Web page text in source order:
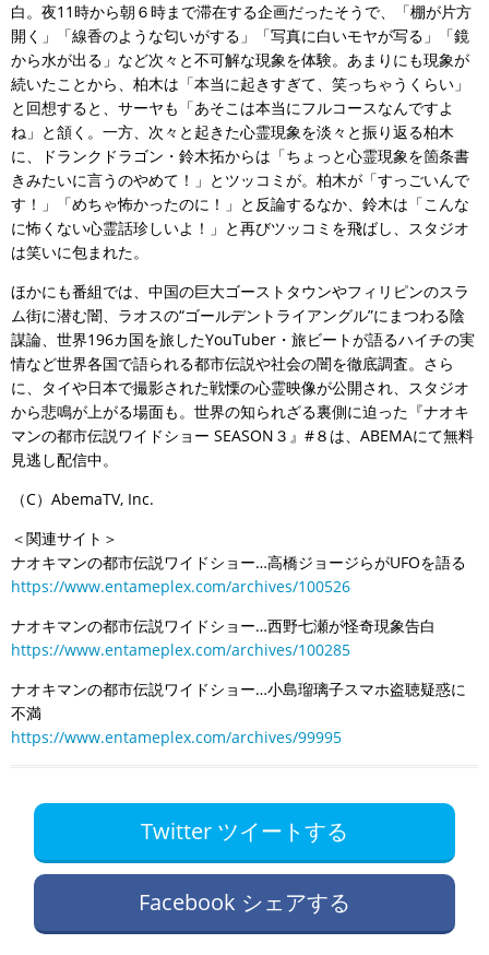
白。夜11時から朝６時まで滞在する企画だったそうで、「棚が片方
開く」「線香のような匂いがする」「写真に白いモヤが写る」「鏡
から水が出る」など次々と不可解な現象を体験。あまりにも現象が
続いたことから、柏木は「本当に起きすぎて、笑っちゃうくらい」
と回想すると、サーヤも「あそこは本当にフルコースなんですよ
ね」と頷く。一方、次々と起きた心霊現象を淡々と振り返る柏木
に、ドランクドラゴン・鈴木拓からは「ちょっと心霊現象を箇条書
きみたいに言うのやめて！」とツッコミが。柏木が「すっごいんで
す！」「めちゃ怖かったのに！」と反論するなか、鈴木は「こんな
に怖くない心霊話珍しいよ！」と再びツッコミを飛ばし、スタジオ
は笑いに包まれた。
ほかにも番組では、中国の巨大ゴーストタウンやフィリピンのスラ
ム街に潜む闇、ラオスの“ゴールデントライアングル”にまつわる陰
謀論、世界196カ国を旅したYouTuber・旅ビートが語るハイチの実
情など世界各国で語られる都市伝説や社会の闇を徹底調査。さら
に、タイや日本で撮影された戦慄の心霊映像が公開され、スタジオ
から悲鳴が上がる場面も。世界の知られざる裏側に迫った『ナオキ
マンの都市伝説ワイドショー SEASON３』#８は、ABEMAにて無料
見逃し配信中。
（C）AbemaTV, Inc.
＜関連サイト＞
ナオキマンの都市伝説ワイドショー…高橋ジョージらがUFOを語る
https://www.entameplex.com/archives/100526
ナオキマンの都市伝説ワイドショー…西野七瀬が怪奇現象告白
https://www.entameplex.com/archives/100285
ナオキマンの都市伝説ワイドショー…小島瑠璃子スマホ盗聴疑惑に
不満
https://www.entameplex.com/archives/99995
Twitter ツイートする
Facebook シェアする